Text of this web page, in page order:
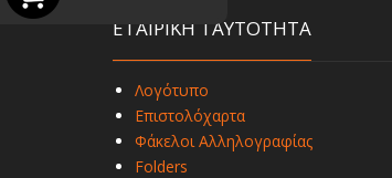
ΕΤΑΙΡΙΚΗ ΤΑΥΤΟΤΗΤΑ
Λογότυπο
Επιστολόχαρτα
Φάκελοι Αλληλογραφίας
Folders